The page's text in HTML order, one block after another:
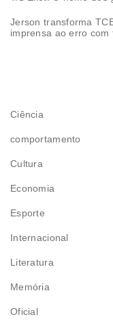
Jerson transforma
imprensa ao erro com
Ciência
comportamento
Cultura
Economia
Esporte
Internacional
Literatura
Memória
Oficial